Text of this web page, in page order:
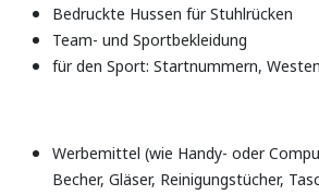
Bedruckte Hussen für Stuhlrücken
Team- und Sportbekleidung
für den Sport: Startnummern, Westen
Werbemittel (wie Handy- oder
Becher, Gläser, Reinigungstücher,